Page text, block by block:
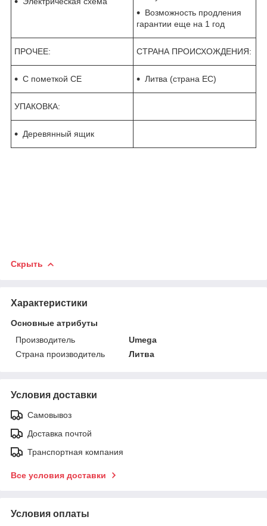
Возможность продления
гарантии еще на 1 год
ПРОЧЕЕ: СТРАНА ПРОИСХОЖДЕНИЯ:
С пометкой CE Литва (страна ЕС)
УПАКОВКА:
Деревянный ящик
Скрыть
Характеристики
Основные атрибуты
Производитель
Umega
Страна производитель
Литва
Условия доставки
Самовывоз
Доставка почтой
Транспортная компания
Все условия доставки
Условия оплаты